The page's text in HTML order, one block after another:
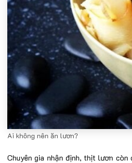
Ai không nên ăn lươn?
Chuyên gia nhận định, thịt lươn còn